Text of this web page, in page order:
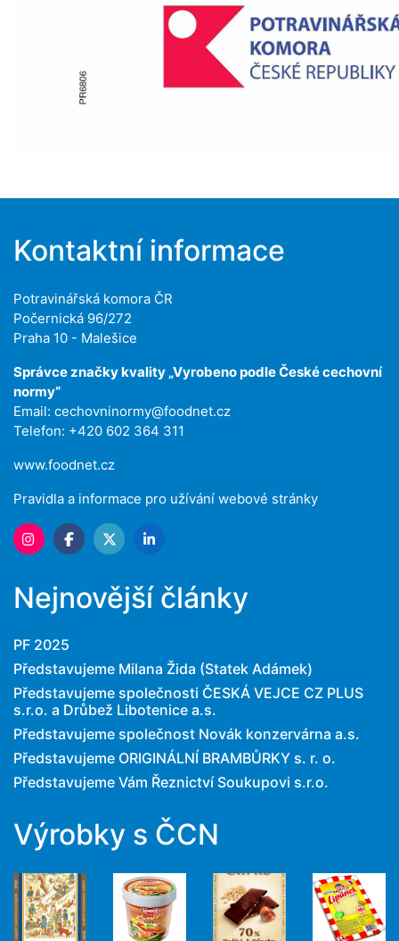
Kontaktní informace
Potravinářská komora ČR
Počernická 96/272
Praha 10 - Malešice
Správce značky kvality „Vyrobeno podle České cechovní
normy“
Email: cechovninormy@foodnet.cz
Telefon: +420 602 364 311
www.foodnet.cz
Pravidla a informace pro užívání webové stránky
Nejnovější články
PF 2025
Představujeme Milana Žida (Statek Adámek)
Představujeme společnosti ČESKÁ VEJCE CZ PLUS
s.r.o. a Drůbež Libotenice a.s.
Představujeme společnost Novák konzervárna a.s.
Představujeme ORIGINÁLNÍ BRAMBŮRKY s. r. o.
Představujeme Vám Řeznictví Soukupovi s.r.o.
Výrobky s ČCN